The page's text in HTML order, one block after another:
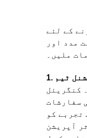
کے لئے
مدد اور
ملیں۔
ٹیم
کنگریئل
سفارشات
تجربے کو
آپریشن